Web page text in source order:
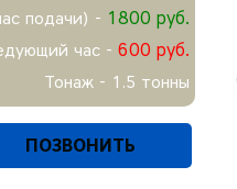
подачи) - 1800 руб.
час - 600 руб.
Тонаж - 1.5 тонны
ПОЗВОНИТЬ